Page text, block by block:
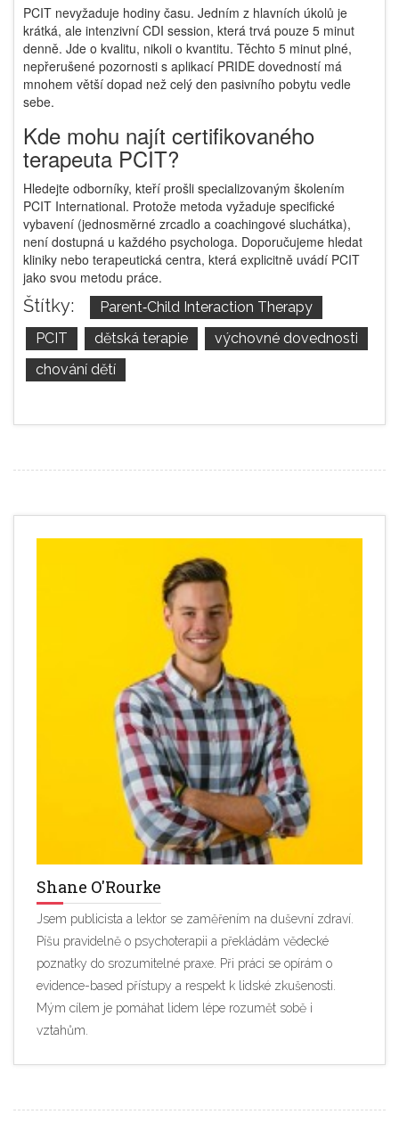
PCIT nevyžaduje hodiny času. Jedním z hlavních úkolů je
krátká, ale intenzivní CDI session, která trvá pouze 5 minut
denně. Jde o kvalitu, nikoli o kvantitu. Těchto 5 minut plné,
nepřerušené pozornosti s aplikací PRIDE dovedností má
mnohem větší dopad než celý den pasivního pobytu vedle
sebe.
Kde mohu najít certifikovaného
terapeuta PCIT?
Hledejte odborníky, kteří prošli specializovaným školením
PCIT International. Protože metoda vyžaduje specifické
vybavení (jednosměrné zrcadlo a coachingové sluchátka),
není dostupná u každého psychologa. Doporučujeme hledat
kliniky nebo terapeutická centra, která explicitně uvádí PCIT
jako svou metodu práce.
Štítky:
Parent‑Child Interaction Therapy
PCIT
dětská terapie
výchovné dovednosti
chování dětí
Shane O'Rourke
Jsem publicista a lektor se zaměřením na duševní zdraví.
Píšu pravidelně o psychoterapii a překládám vědecké
poznatky do srozumitelné praxe. Při práci se opírám o
evidence-based přístupy a respekt k lidské zkušenosti.
Mým cílem je pomáhat lidem lépe rozumět sobě i
vztahům.